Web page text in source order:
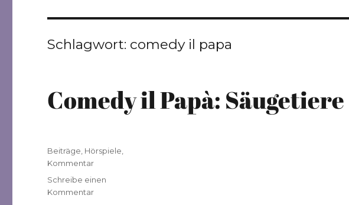
Schlagwort: comedy il papa
Comedy il Papà: Säugetiere
Veröffentlicht
am
Kategorien
Beiträge Hörspiele
Kommentar
Schreibe einen
Kommentarzu